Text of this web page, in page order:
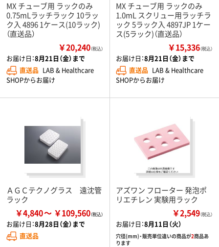
MX チューブ用 ラックのみ
0.75mLラッチラック 10ラッ
ク入 4896 1ケース(10ラック)
（直送品）
￥20,240（税込）
お届け日：8月21日（金）まで
直送品 LAB & Healthcare
SHOPからお届け
MX チューブ用 ラックのみ
1.0mL スクリュー用ラッチラ
ック 5ラック入 4897JP 1ケー
ス(5ラック)（直送品）
￥15,336（税込）
お届け日：8月21日（金）まで
直送品 LAB & Healthcare
SHOPからお届け
ＡＧＣテクノグラス 遠沈管
ラック
￥4,840 ￥109,560
お届け日：8月28日（金）まで
直送品
アズワン フローター 発泡ポ
リエチレン 実験用ラック
￥2,549（税込）
お届け日：8月11日（火）
穴径(mm)・販売単位違いの商品が2商品あ
ります